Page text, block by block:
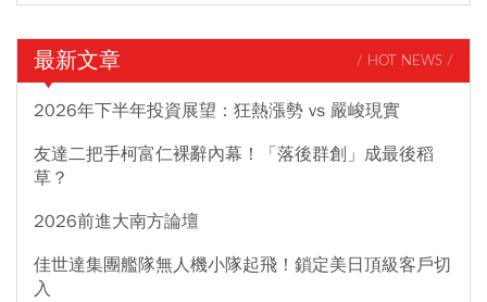
最新文章 / HOT NEWS /
2026年下半年投資展望：狂熱漲勢 vs 嚴峻現實
友達二把手柯富仁裸辭內幕！「落後群創」成最後稻
草？
2026前進大南方論壇
佳世達集團艦隊無人機小隊起飛！鎖定美日頂級客戶切
入